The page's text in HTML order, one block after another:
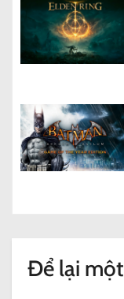
i
ế
Để lại